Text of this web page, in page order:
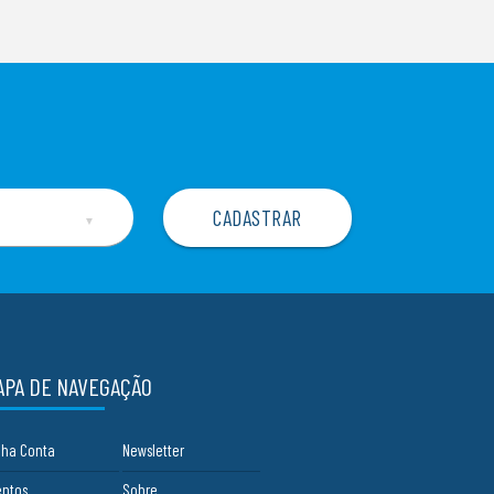
▼
DE NAVEGAÇÃO
Conta
Newsletter
Sobre